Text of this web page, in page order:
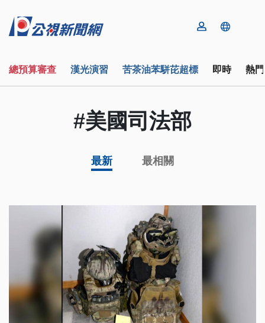
總預算審查 漢光演習 苦茶油苯駢芘超標 即時 熱
#美國司法部
最新 最相關